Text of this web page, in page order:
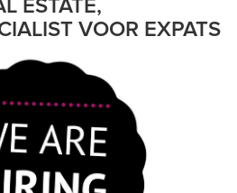
ESTATE,
VOOR EXPATS